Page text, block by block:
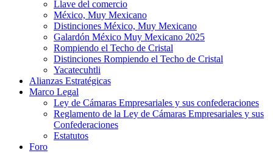
Llave del comercio
México, Muy Mexicano
Distinciones México, Muy Mexicano
Galardón México Muy Mexicano 2025
Rompiendo el Techo de Cristal
Distinciones Rompiendo el Techo de Cristal
Yacatecuhtli
Alianzas Estratégicas
Marco Legal
Ley de Cámaras Empresariales y sus confederaciones
Reglamento de la Ley de Cámaras Empresariales y sus
Confederaciones
Estatutos
Foro